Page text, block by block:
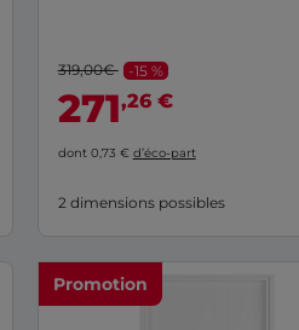
319,00€ -15 %
271,26 €
dont 0,73 € d’éco-part
2 dimensions possibles
Promotion